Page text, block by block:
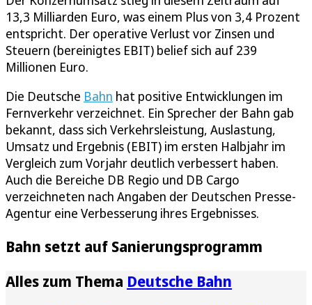
13,3 Milliarden Euro, was einem Plus von 3,4 Prozent
entspricht. Der operative Verlust vor Zinsen und
Steuern (bereinigtes EBIT) belief sich auf 239
Millionen Euro.
Die Deutsche Bahn hat positive Entwicklungen im
Fernverkehr verzeichnet. Ein Sprecher der Bahn gab
bekannt, dass sich Verkehrsleistung, Auslastung,
Umsatz und Ergebnis (EBIT) im ersten Halbjahr im
Vergleich zum Vorjahr deutlich verbessert haben.
Auch die Bereiche DB Regio und DB Cargo
verzeichneten nach Angaben der Deutschen Presse-
Agentur eine Verbesserung ihres Ergebnisses.
Bahn setzt auf Sanierungsprogramm
Alles zum Thema Deutsche Bahn